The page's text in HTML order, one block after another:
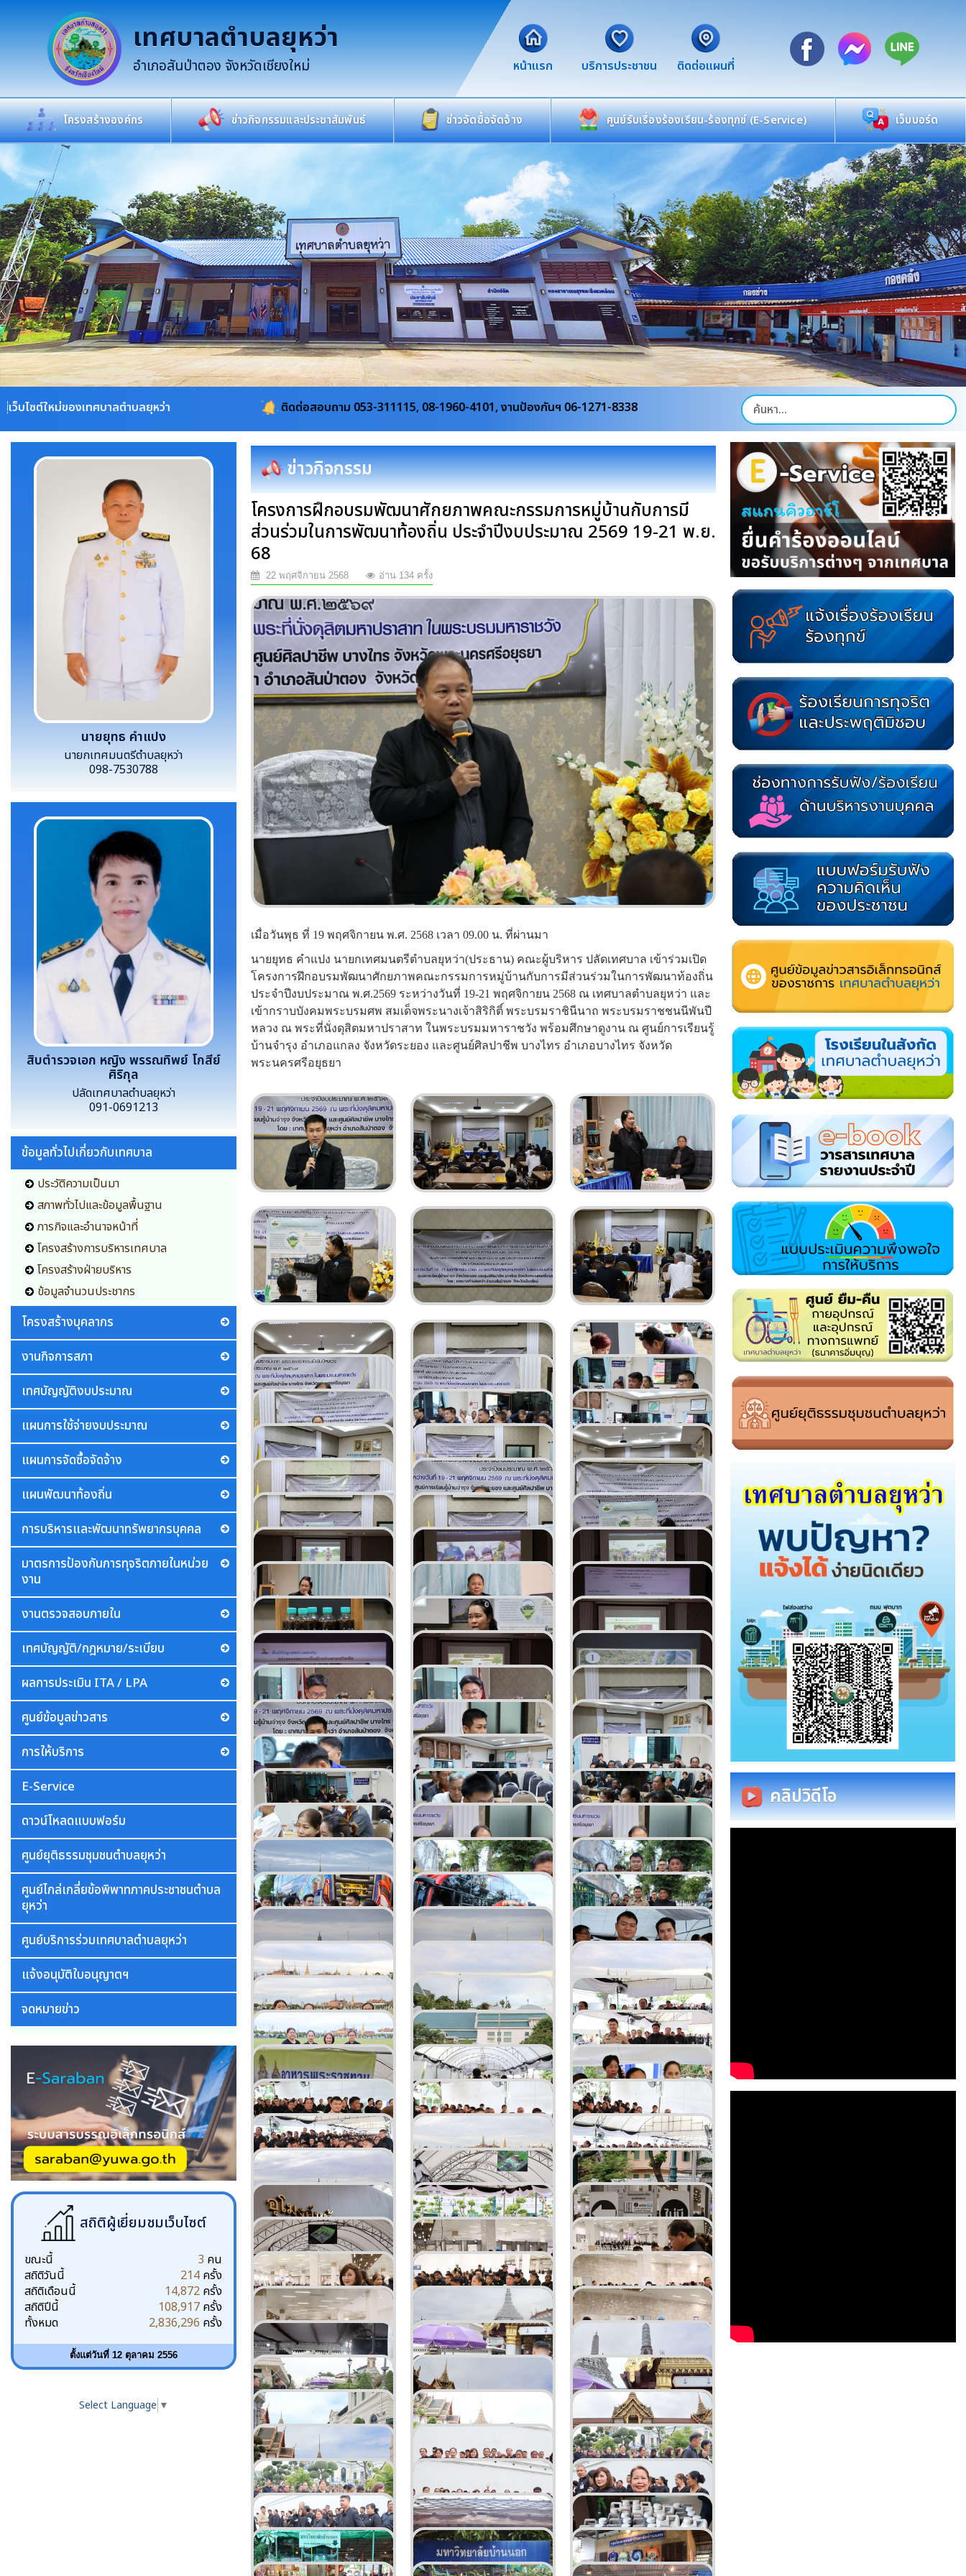
เทศบาลตำบลยุหว่า
อำเภอสันป่าตอง จังหวัดเชียงใหม่ หน้าแรก บริการประชาชน ติดต่อแผนที่
โครงสร้างองค์กร ข่าวกิจกรรมและประชาสัมพันธ์ ข่าวจัดซื้อจัดจ้าง ศูนย์รับเรื่องร้องเรียน-ร้องทุกข์ (E-Service) เว็บบอร์ด
ลยุหว่า ติดต่อสอบถาม 053-311115, 08-1960-4101, งานป้องกันฯ 06-1271-8338
นายยุทธ คำแปง
นายกเทศมนตรีตำบลยุหว่า
098-7530788
สิบตำรวจเอก หญิง พรรณทิพย์ โกสีย์
ศิริกุล
ปลัดเทศบาลตำบลยุหว่า
091-0691213
ข้อมูลทั่วไปเกี่ยวกับเทศบาล
ประวัติความเป็นมา
สภาพทั่วไปและข้อมูลพื้นฐาน
ภารกิจและอำนาจหน้าที่
โครงสร้างการบริหารเทศบาล
โครงสร้างฝ่ายบริหาร
ข้อมูลจำนวนประชากร
โครงสร้างบุคลากร
งานกิจการสภา
เทศบัญญัติงบประมาณ
แผนการใช้จ่ายงบประมาณ
แผนการจัดซื้อจัดจ้าง
แผนพัฒนาท้องถิ่น
การบริหารและพัฒนาทรัพยากรบุคคล
มาตรการป้องกันการทุจริตภายในหน่วย
งาน
งานตรวจสอบภายใน
เทศบัญญัติ/กฎหมาย/ระเบียบ
ผลการประเมิน ITA / LPA
ศูนย์ข้อมูลข่าวสาร
การให้บริการ
E-Service
ดาวน์โหลดแบบฟอร์ม
ศูนย์ยุติธรรมชุมชนตำบลยุหว่า
ศูนย์ไกล่เกลี่ยข้อพิพาทภาคประชาชนตำบล
ยุหว่า
ศูนย์บริการร่วมเทศบาลตำบลยุหว่า
แจ้งอนุมัติใบอนุญาตฯ
จดหมายข่าว
สถิติผู้เยี่ยมชมเว็บไซต์
ขณะนี้ 3 คน
สถิติวันนี้
214 ครั้ง
สถิติเดือนนี้
14,872 ครั้ง
สถิติปีนี้
108,917 ครั้ง
ทั้งหมด
2,836,296 ครั้ง
ตั้งแต่วันที่ 12 ตุลาคม 2556
Select Language ▼
ข่าวกิจกรรม
โครงการฝึกอบรมพัฒนาศักยภาพคณะกรรมการหมู่บ้านกับการมี
ส่วนร่วมในการพัฒนาท้องถิ่น ประจำปีงบประมาณ 2569 19-21 พ.ย.
68
22 พฤศจิกายน 2568 อ่าน 134 ครั้ง
เมื่อวันพุธ ที่ 19 พฤศจิกายน พ.ศ. 2568 เวลา 09.00 น. ที่ผ่านมา
นายยุทธ คำแปง นายกเทศมนตรีตำบลยุหว่า(ประธาน) คณะผู้บริหาร ปลัดเทศบาล เข้าร่วมเปิด
โครงการฝึกอบรมพัฒนาศักยภาพคณะกรรมการหมู่บ้านกับการมีส่วนร่วมในการพัฒนาท้องถิ่น
ประจำปีงบประมาณ พ.ศ.2569 ระหว่างวันที่ 19-21 พฤศจิกายน 2568 ณ เทศบาลตำบลยุหว่า และ
เข้ากราบบังคมพระบรมศพ สมเด็จพระนางเจ้าสิริกิติ์ พระบรมราชินีนาถ พระบรมราชชนนีพันปี
หลวง ณ พระที่นั่งดุสิตมหาปราสาท ในพระบรมมหาราชวัง พร้อมศึกษาดูงาน ณ ศูนย์การเรียนรู้
บ้านจำรุง อำเภอแกลง จังหวัดระยอง และศูนย์ศิลปาชีพ บางไทร อำเภอบางไทร จังหวัด
พระนครศรีอยุธยา
คลิปวิดีโอ